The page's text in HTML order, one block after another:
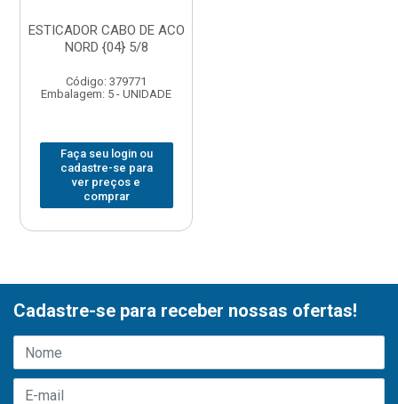
ESTICADOR CABO DE ACO
NORD {04} 5/8
Código: 379771
Embalagem: 5 - UNIDADE
Faça seu login ou
cadastre-se para
ver preços e
comprar
Cadastre-se para receber nossas ofertas!